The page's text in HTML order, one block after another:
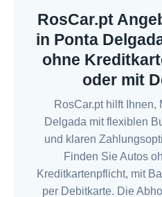
RosCar.pt
in Ponta
ohne
oder mit
RosCar.pt hilft Ihnen,
Delgada mit flexiblen
und klaren
Finden Sie Autos
Kreditkartenpflicht, mit
per Debitkarte. Die